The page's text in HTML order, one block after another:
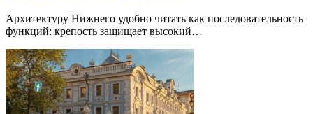
Архитектуру Нижнего удобно читать как последовательность
функций: крепость защищает высокий…